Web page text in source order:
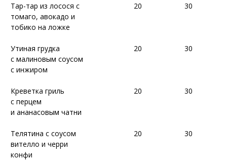
Тар-тар из лосося с
томаго, авокадо и
тобико на ложке
20 30
Утиная грудка
с малиновым соусом
с инжиром
20 30
Креветка гриль
с перцем
и ананасовым чатни
20 30
Телятина с соусом
вителло и черри
конфи
20 30
Тар-тар из лосося с
томаго, авокадо и
тобико на ложке
20 30
Утиная грудка
с малиновым соусом
с инжиром
20 30
Креветка гриль
с перцем
и ананасовым чатни
20 30
Телятина с соусом
вителло и черри
конфи
20 30